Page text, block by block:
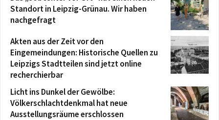
Standort in Leipzig-Grünau. Wir haben
nachgefragt
Akten aus der Zeit vor den
Eingemeindungen: Historische Quellen zu
Leipzigs Stadtteilen sind jetzt online
recherchierbar
Licht ins Dunkel der Gewölbe:
Völkerschlachtdenkmal hat neue
Ausstellungsräume erschlossen